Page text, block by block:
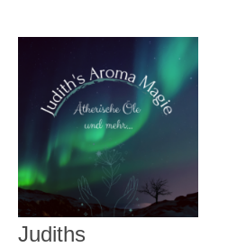
Judiths